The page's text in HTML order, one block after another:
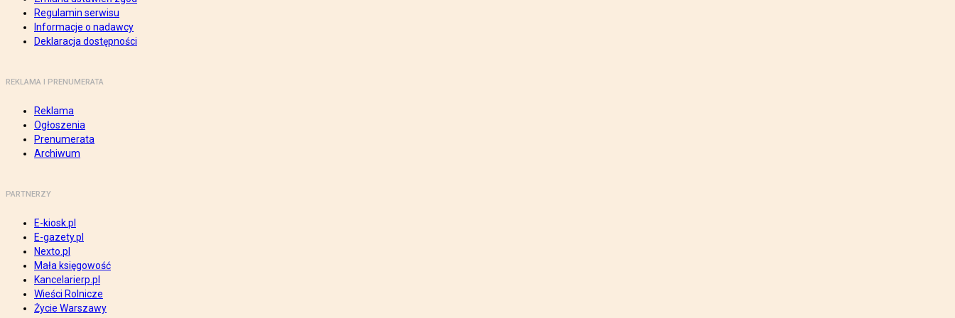
Regulamin serwisu
Informacje o nadawcy
Deklaracja dostępności
REKLAMA I PRENUMERATA
Reklama
Ogłoszenia
Prenumerata
Archiwum
PARTNERZY
E-kiosk.pl
E-gazety.pl
Nexto.pl
Mała księgowość
Kancelarierp.pl
Wieści Rolnicze
Życie Warszawy